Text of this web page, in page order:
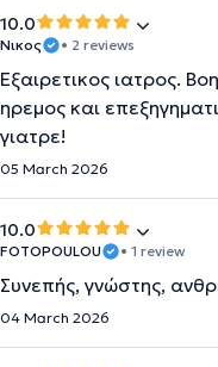
10.0
Νικος • 2 reviews
Εξαιρετικος ιατρος.
ηρεμος και
γιατρε!
05 March 2026
10.0
FOTOPOULOU • 1 review
Συνεπής, γνώστης,
04 March 2026